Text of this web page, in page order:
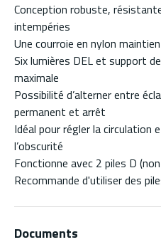
Conception robuste,
intempéries
Une courroie en nylon
Six lumières DEL et support
maximale
Possibilité d’alterner entre
permanent et arrêt
Idéal pour régler la circulation
l’obscurité
Fonctionne avec 2 piles D
Recommande d'utiliser des
Documents